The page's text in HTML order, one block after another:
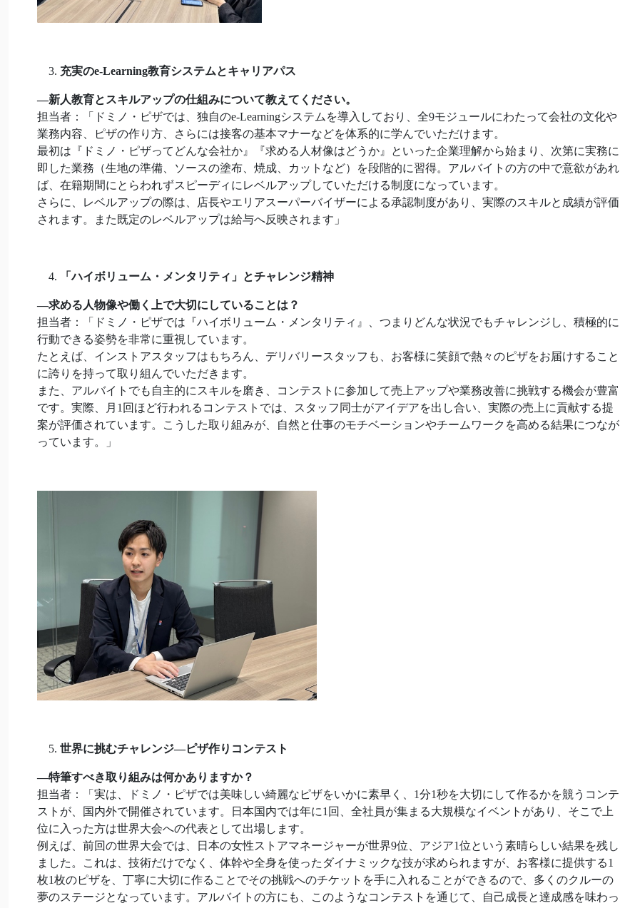
充実のe-Learning教育システムとキャリアパス
―新人教育とスキルアップの仕組みについて教えてください。
担当者：「ドミノ・ピザでは、独自のe-Learningシステムを導入しており、全9モジュールにわたって会社の文化や
業務内容、ピザの作り方、さらには接客の基本マナーなどを体系的に学んでいただけます。
最初は『ドミノ・ピザってどんな会社か』『求める人材像はどうか』といった企業理解から始まり、次第に実務に
即した業務（生地の準備、ソースの塗布、焼成、カットなど）を段階的に習得。アルバイトの方の中で意欲があれ
ば、在籍期間にとらわれずスピーディにレベルアップしていただける制度になっています。
さらに、レベルアップの際は、店長やエリアスーパーバイザーによる承認制度があり、実際のスキルと成績が評価
されます。また既定のレベルアップは給与へ反映されます」
「ハイボリューム・メンタリティ」とチャレンジ精神
―求める人物像や働く上で大切にしていることは？
担当者：「ドミノ・ピザでは『ハイボリューム・メンタリティ』、つまりどんな状況でもチャレンジし、積極的に
行動できる姿勢を非常に重視しています。
たとえば、インストアスタッフはもちろん、デリバリースタッフも、お客様に笑顔で熱々のピザをお届けすること
に誇りを持って取り組んでいただきます。
また、アルバイトでも自主的にスキルを磨き、コンテストに参加して売上アップや業務改善に挑戦する機会が豊富
です。実際、月1回ほど行われるコンテストでは、スタッフ同士がアイデアを出し合い、実際の売上に貢献する提
案が評価されています。こうした取り組みが、自然と仕事のモチベーションやチームワークを高める結果につなが
っています。」
世界に挑むチャレンジ—ピザ作りコンテスト
―特筆すべき取り組みは何かありますか？
担当者：「実は、ドミノ・ピザでは美味しい綺麗なピザをいかに素早く、1分1秒を大切にして作るかを競うコンテ
ストが、国内外で開催されています。日本国内では年に1回、全社員が集まる大規模なイベントがあり、そこで上
位に入った方は世界大会への代表として出場します。
例えば、前回の世界大会では、日本の女性ストアマネージャーが世界9位、アジア1位という素晴らしい結果を残し
ました。これは、技術だけでなく、体幹や全身を使ったダイナミックな技が求められますが、お客様に提供する1
枚1枚のピザを、丁寧に大切に作ることでその挑戦へのチケットを手に入れることができるので、多くのクルーの
夢のステージとなっています。アルバイトの方にも、このようなコンテストを通じて、自己成長と達成感を味わっ